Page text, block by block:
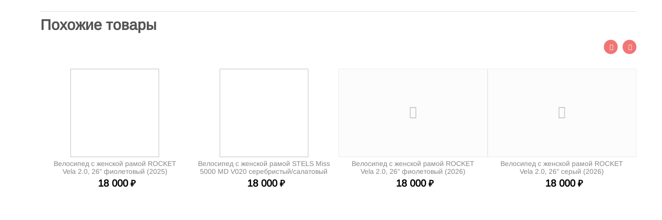
Похожие товары
Велосипед с женской рамой ROCKET
Vela 2.0, 26" фиолетовый (2025)
18 000 ₽
Велосипед с женской рамой STELS Miss
5000 MD V020 серебристый/салатовый
(2025)
18 000 ₽
Велосипед с женской рамой ROCKET
Vela 2.0, 26" фиолетовый (2026)
18 000 ₽
Велосипед с женской рамой ROCKET
Vela 2.0, 26" серый (2026)
18 000 ₽